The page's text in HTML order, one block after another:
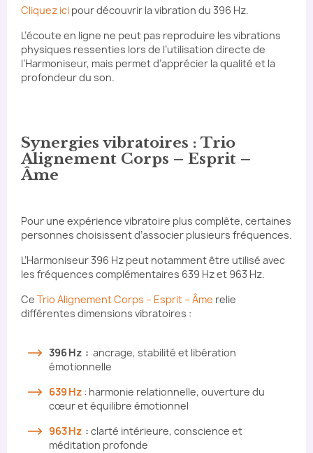
Cliquez ici pour découvrir la vibration du 396 Hz.
L’écoute en ligne ne peut pas reproduire les vibrations
physiques ressenties lors de l’utilisation directe de
l’Harmoniseur, mais permet d’apprécier la qualité et la
profondeur du son.
Synergies vibratoires : Trio
Alignement Corps – Esprit –
Âme
Pour une expérience vibratoire plus complète, certaines
personnes choisissent d’associer plusieurs fréquences.
L’Harmoniseur 396 Hz peut notamment être utilisé avec
les fréquences complémentaires 639 Hz et 963 Hz.
Ce Trio Alignement Corps – Esprit – Âme relie
différentes dimensions vibratoires :
396 Hz : ancrage, stabilité et libération
émotionnelle
639 Hz : harmonie relationnelle, ouverture du
cœur et équilibre émotionnel
963 Hz : clarté intérieure, conscience et
méditation profonde